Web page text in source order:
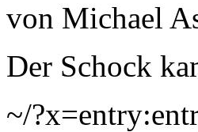
von Michael
Der Schock
~/